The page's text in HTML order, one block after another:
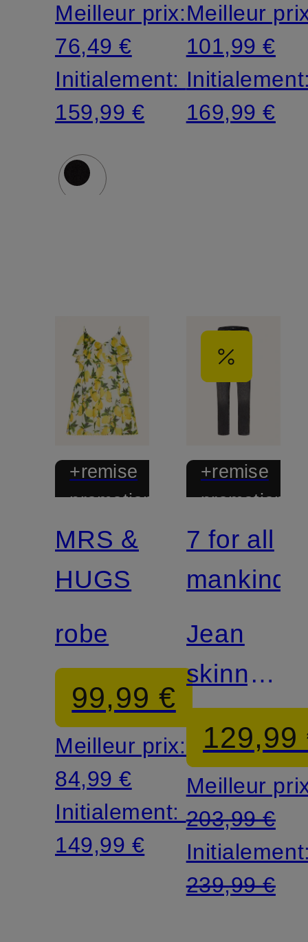
Meilleur prix:
76,49 €
Initialement:
159,99 €
Meilleur
101,99 €
169,99 €
+remise
promotionnelle
MRS &
HUGS
robe
99,99 €
Meilleur prix:
84,99 €
Initialement:
149,99 €
+remise
7 for all
mankind
Jean
skinny
129,99
Meilleur
203,99 €
239,99 €